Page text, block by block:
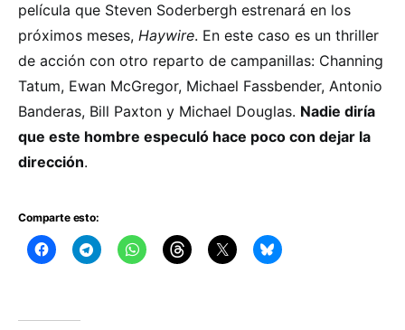
película que Steven Soderbergh estrenará en los
próximos meses, Haywire. En este caso es un thriller
de acción con otro reparto de campanillas: Channing
Tatum, Ewan McGregor, Michael Fassbender, Antonio
Banderas, Bill Paxton y Michael Douglas. Nadie diría
que este hombre especuló hace poco con dejar la
dirección.
Comparte esto: